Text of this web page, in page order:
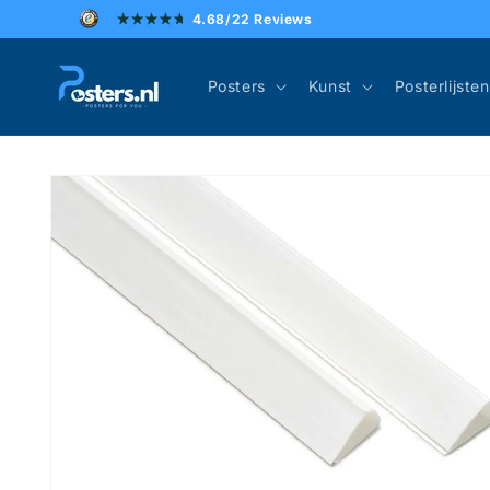
Meteen
naar de
content
4.68/22 Reviews
Posters Kunst Posterlijsten
Ga direct naar
productinformatie